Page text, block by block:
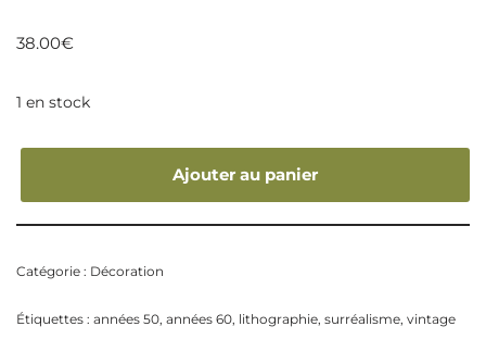
38.00€
1 en stock
Ajouter au panier
Catégorie : Décoration
Étiquettes : années 50, années 60, lithographie, surréalisme, vintage